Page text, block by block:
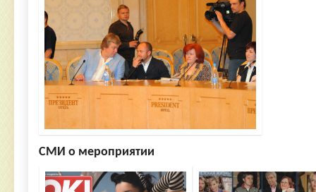
СМИ о мероприятии